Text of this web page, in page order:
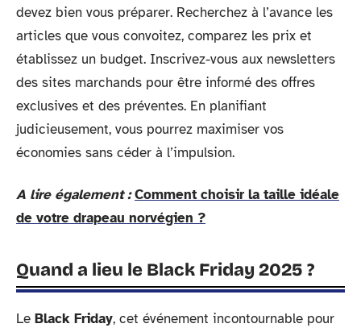
devez bien vous préparer. Recherchez à l’avance les
articles que vous convoitez, comparez les prix et
établissez un budget. Inscrivez-vous aux newsletters
des sites marchands pour être informé des offres
exclusives et des préventes. En planifiant
judicieusement, vous pourrez maximiser vos
économies sans céder à l’impulsion.
A lire également : Comment choisir la taille idéale
de votre drapeau norvégien ?
Quand a lieu le Black Friday 2025 ?
Le Black Friday, cet événement incontournable pour